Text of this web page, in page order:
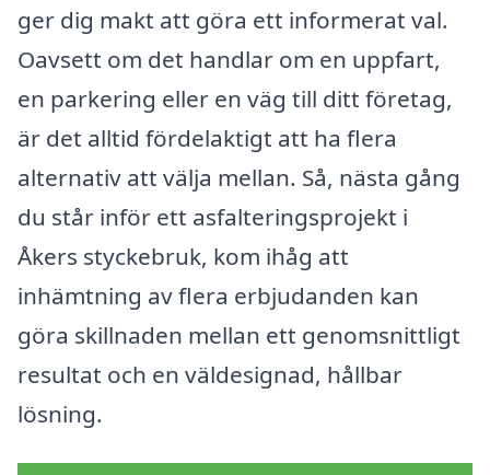
ger dig makt att göra ett informerat val.
Oavsett om det handlar om en uppfart,
en parkering eller en väg till ditt företag,
är det alltid fördelaktigt att ha flera
alternativ att välja mellan. Så, nästa gång
du står inför ett asfalteringsprojekt i
Åkers styckebruk, kom ihåg att
inhämtning av flera erbjudanden kan
göra skillnaden mellan ett genomsnittligt
resultat och en väldesignad, hållbar
lösning.